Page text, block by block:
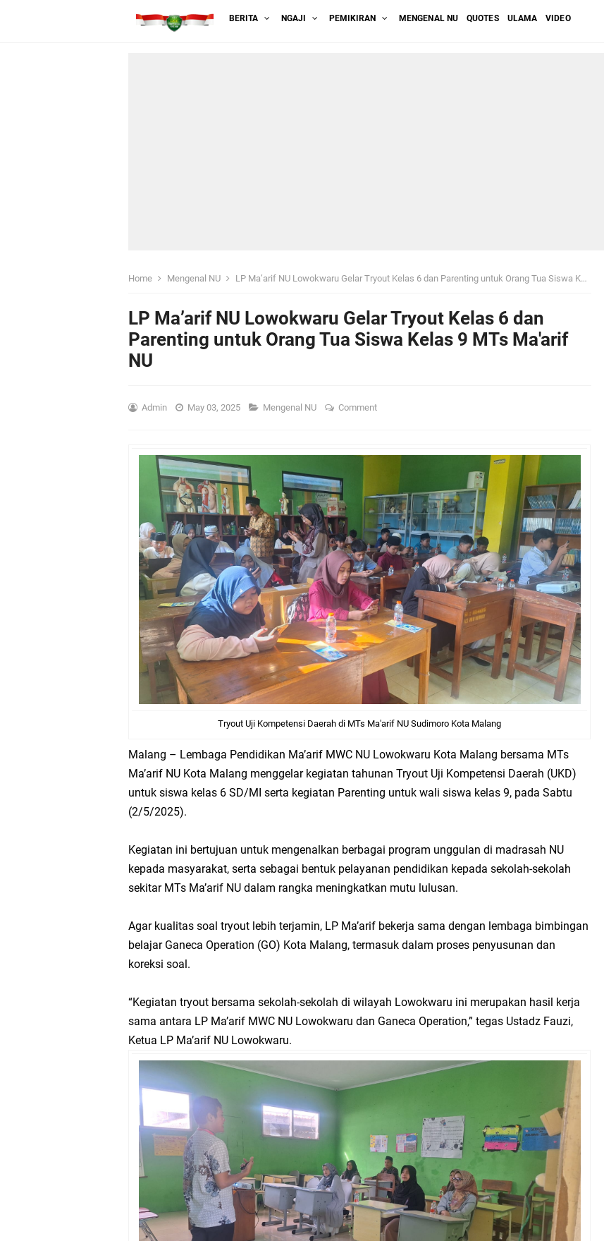
BERITA NGAJI PEMIKIRAN MENGENAL NU QUOTES ULAMA VIDEO
Home Mengenal NU LP Ma’arif NU Lowokwaru Gelar Tryout Kelas 6 dan Parenting untuk Orang Tua Siswa Kelas 9 MTs Ma'arif NU
LP Ma’arif NU Lowokwaru Gelar Tryout Kelas 6 dan
Parenting untuk Orang Tua Siswa Kelas 9 MTs Ma'arif
NU
Admin May 03, 2025 Mengenal NU Comment
Tryout Uji Kompetensi Daerah di MTs Ma'arif NU Sudimoro Kota Malang
Malang – Lembaga Pendidikan Ma’arif MWC NU Lowokwaru Kota Malang bersama MTs
Ma’arif NU Kota Malang menggelar kegiatan tahunan Tryout Uji Kompetensi Daerah (UKD)
untuk siswa kelas 6 SD/MI serta kegiatan Parenting untuk wali siswa kelas 9, pada Sabtu
(2/5/2025).
Kegiatan ini bertujuan untuk mengenalkan berbagai program unggulan di madrasah NU
kepada masyarakat, serta sebagai bentuk pelayanan pendidikan kepada sekolah-sekolah
sekitar MTs Ma’arif NU dalam rangka meningkatkan mutu lulusan.
Agar kualitas soal tryout lebih terjamin, LP Ma’arif bekerja sama dengan lembaga bimbingan
belajar Ganeca Operation (GO) Kota Malang, termasuk dalam proses penyusunan dan
koreksi soal.
“Kegiatan tryout bersama sekolah-sekolah di wilayah Lowokwaru ini merupakan hasil kerja
sama antara LP Ma’arif MWC NU Lowokwaru dan Ganeca Operation,” tegas Ustadz Fauzi,
Ketua LP Ma’arif NU Lowokwaru.